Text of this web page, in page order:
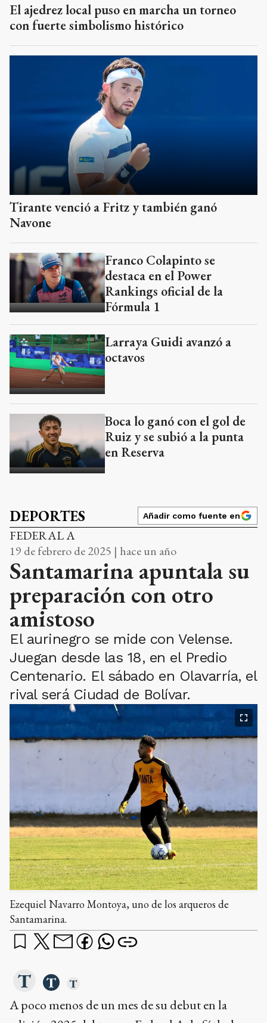
El ajedrez local puso en marcha un torneo
con fuerte simbolismo histórico
Tirante venció a Fritz y también ganó
Navone
Franco Colapinto se
destaca en el Power
Rankings oficial de la
Fórmula 1
Larraya Guidi avanzó a
octavos
Boca lo ganó con el gol de
Ruiz y se subió a la punta
en Reserva
DEPORTES Añadir como fuente en
FEDERAL A
19 de febrero de 2025 | hace un año
Santamarina apuntala su
preparación con otro
amistoso
El aurinegro se mide con Velense.
Juegan desde las 18, en el Predio
Centenario. El sábado en Olavarría, el
rival será Ciudad de Bolívar.
Ezequiel Navarro Montoya, uno de los arqueros de
Santamarina.
A poco menos de un mes de su debut en la